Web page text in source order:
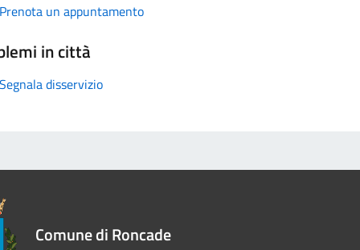
Prenota un appuntamento
in città
Segnala disservizio
Comune di Roncade